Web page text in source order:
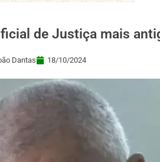
de Justiça mais
Dantas 18/10/2024